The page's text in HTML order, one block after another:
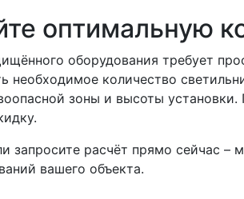
оптимальную
оборудования требует
необходимое количество
зоны и высоты
запросите расчёт прямо сейчас
вашего объекта.